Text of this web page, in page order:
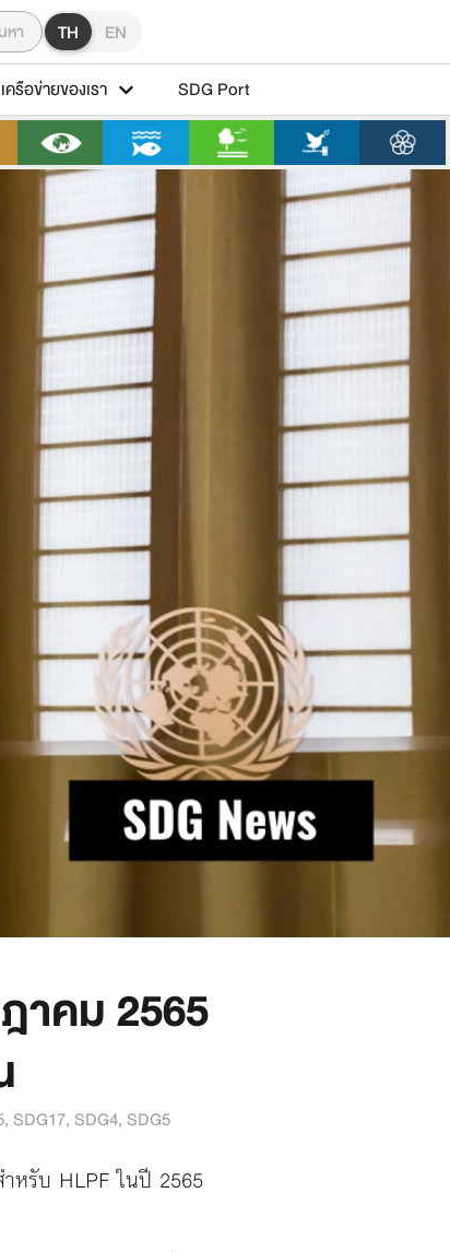
หา TH EN
เครือข่ายของเรา SDG Port
าคม 2565
, SDG17, SDG4, SDG5
รับ HLPF ในปี 2565